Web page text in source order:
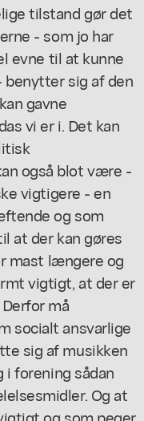
tilstand gør det
- som jo har
evne til at kunne
sig af den
gavne
vi er i. Det kan
også blot være -
vigtigere - en
og som
at der kan gøres
mast længere og
vigtigt, at der er
må
socialt ansvarlige
sig af musikken
i forening sådan
Og at
og som peger